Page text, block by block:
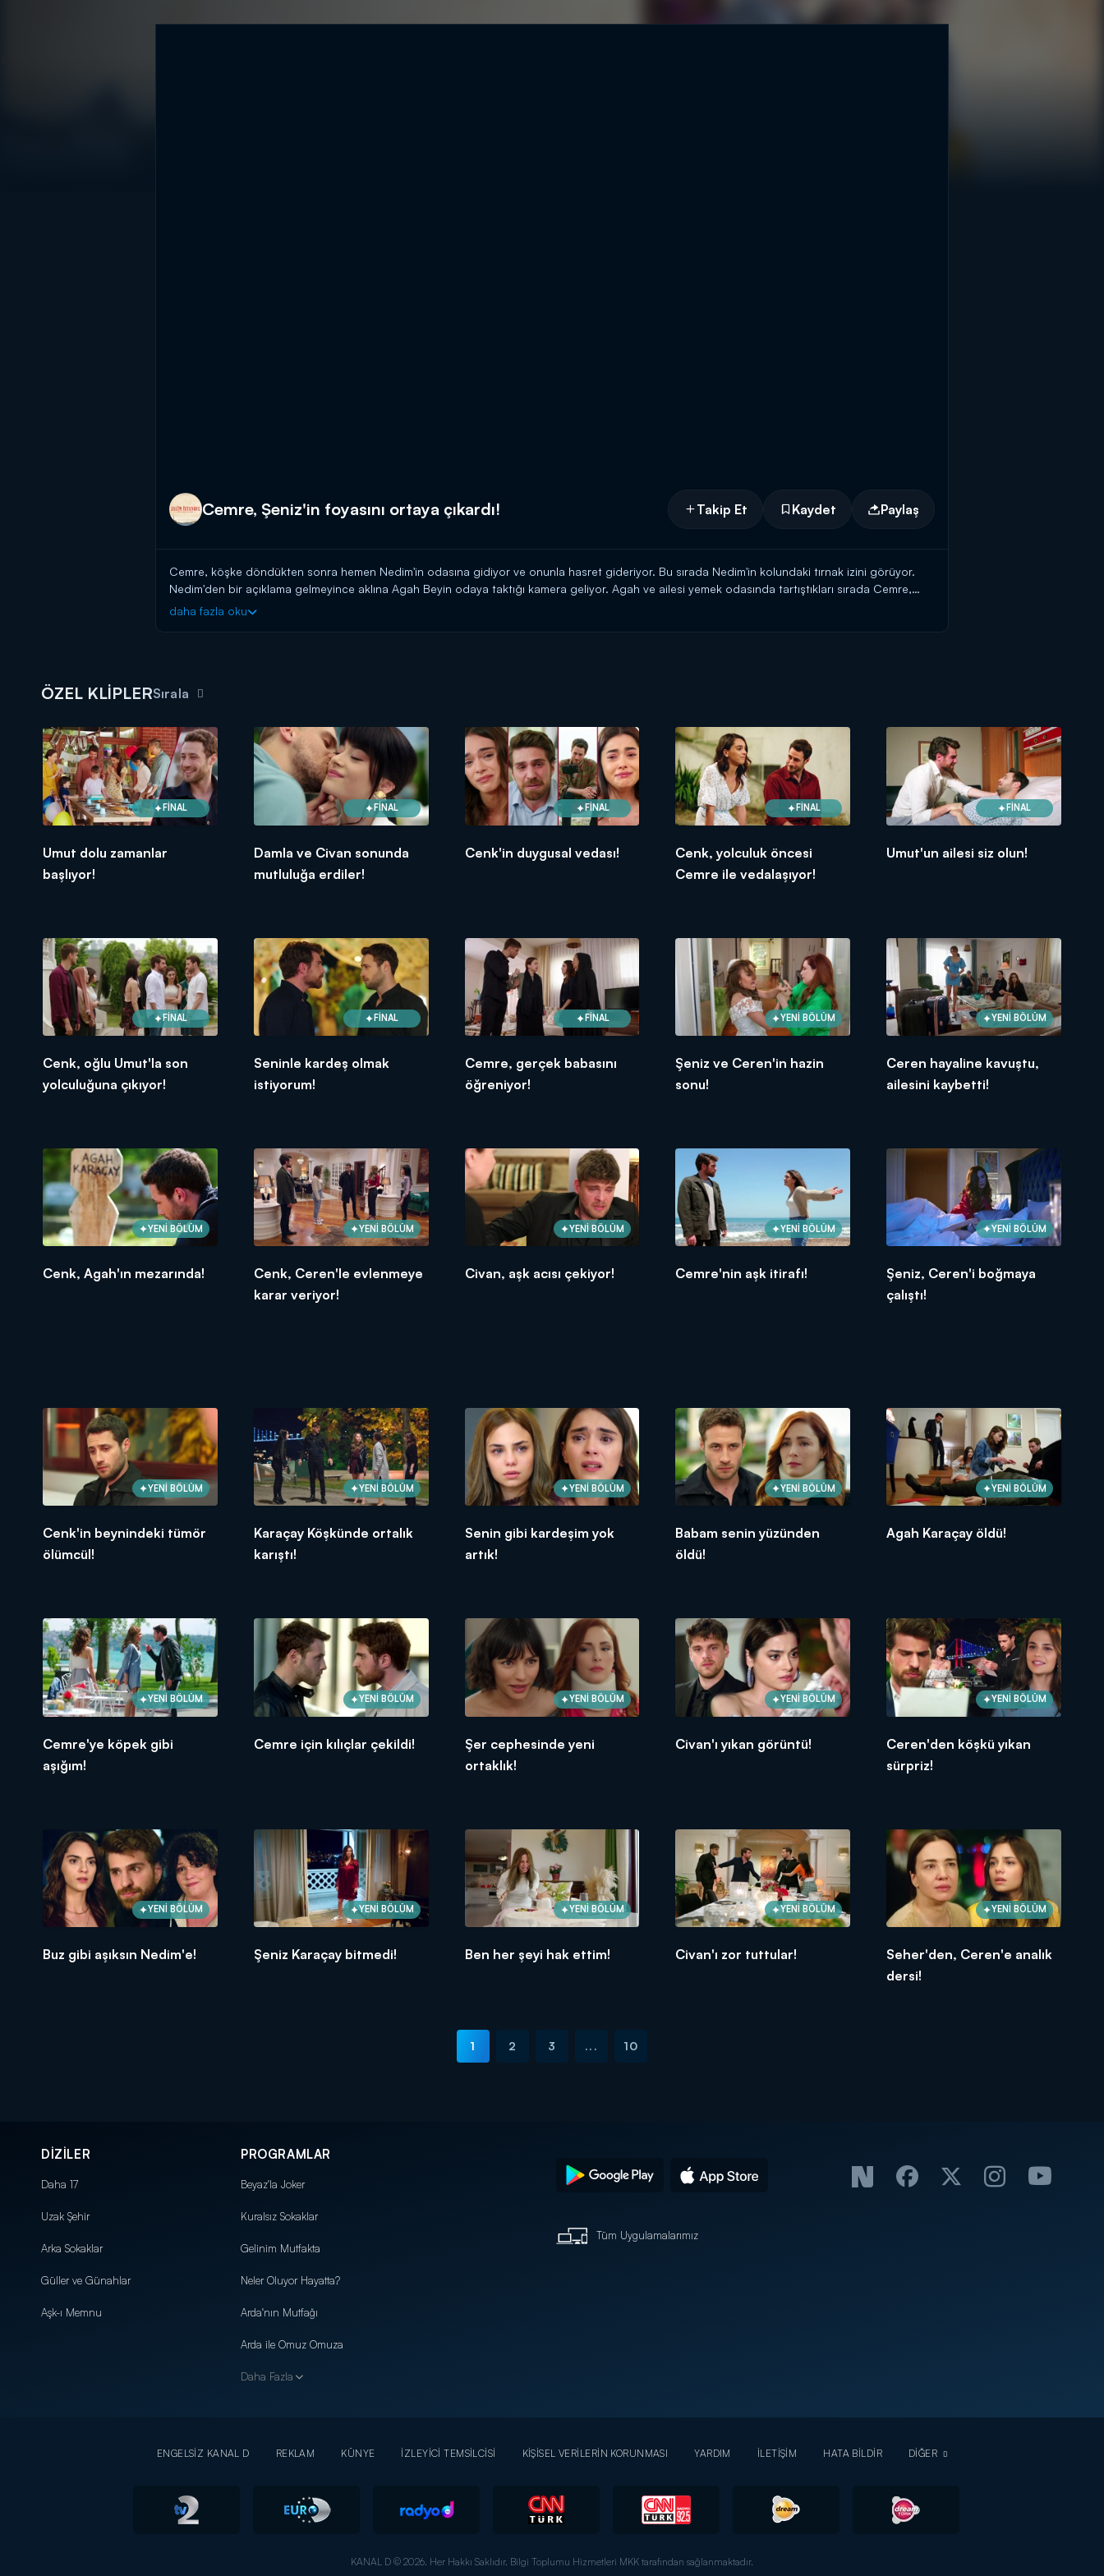
Cemre, Şeniz'in foyasını ortaya çıkardı! Takip Et Kaydet Paylaş
Cemre, köşke döndükten sonra hemen Nedim'in odasına gidiyor ve onunla hasret gideriyor. Bu sırada Nedim'in kolundaki tırnak izini görüyor.
Nedim'den bir açıklama gelmeyince aklına Agah Beyin odaya taktığı kamera geliyor. Agah ve ailesi yemek odasında tartıştıkları sırada Cemre,
yanında Nedim ile birlikte odaya giriyor. Agah'a videoyu göstererek Şeniz'den hesap soruyor...
daha fazla oku
ÖZEL KLİPLERSırala
FİNAL
Umut dolu zamanlar
başlıyor!
FİNAL
Damla ve Civan sonunda
mutluluğa erdiler!
FİNAL
Cenk'in duygusal vedası!
FİNAL
Cenk, yolculuk öncesi
Cemre ile vedalaşıyor!
FİNAL
Umut'un ailesi siz olun!
FİNAL
Cenk, oğlu Umut'la son
yolculuğuna çıkıyor!
FİNAL
Seninle kardeş olmak
istiyorum!
FİNAL
Cemre, gerçek babasını
öğreniyor!
YENİ BÖLÜM
Şeniz ve Ceren'in hazin
sonu!
YENİ BÖLÜM
Ceren hayaline kavuştu,
ailesini kaybetti!
YENİ BÖLÜM
Cenk, Agah'ın mezarında!
YENİ BÖLÜM
Cenk, Ceren'le evlenmeye
karar veriyor!
YENİ BÖLÜM
Civan, aşk acısı çekiyor!
YENİ BÖLÜM
Cemre'nin aşk itirafı!
YENİ BÖLÜM
Şeniz, Ceren'i boğmaya
çalıştı!
YENİ BÖLÜM
Cenk'in beynindeki tümör
ölümcül!
YENİ BÖLÜM
Karaçay Köşkünde ortalık
karıştı!
YENİ BÖLÜM
Senin gibi kardeşim yok
artık!
YENİ BÖLÜM
Babam senin yüzünden
öldü!
YENİ BÖLÜM
Agah Karaçay öldü!
YENİ BÖLÜM
Cemre'ye köpek gibi
aşığım!
YENİ BÖLÜM
Cemre için kılıçlar çekildi!
YENİ BÖLÜM
Şer cephesinde yeni
ortaklık!
YENİ BÖLÜM
Civan'ı yıkan görüntü!
YENİ BÖLÜM
Ceren'den köşkü yıkan
sürpriz!
YENİ BÖLÜM
Buz gibi aşıksın Nedim'e!
YENİ BÖLÜM
Şeniz Karaçay bitmedi!
YENİ BÖLÜM
Ben her şeyi hak ettim!
YENİ BÖLÜM
Civan'ı zor tuttular!
YENİ BÖLÜM
Seher'den, Ceren'e analık
dersi!
1 2 3 ... 10
DİZİLER
Daha 17
Uzak Şehir
Arka Sokaklar
Güller ve Günahlar
Aşk-ı Memnu
PROGRAMLAR
Beyaz'la Joker
Kuralsız Sokaklar
Gelinim Mutfakta
Neler Oluyor Hayatta?
Arda'nın Mutfağı
Arda ile Omuz Omuza
Daha Fazla
Tüm Uygulamalarımız
ENGELSİZ KANAL D REKLAM KÜNYE İZLEYİCİ TEMSİLCİSİ KİŞİSEL VERİLERİN KORUNMASI YARDIM İLETİŞİM HATA BİLDİR DİĞER
KANAL D © 2026. Her Hakkı Saklıdır. Bilgi Toplumu Hizmetleri MKK tarafından sağlanmaktadır.